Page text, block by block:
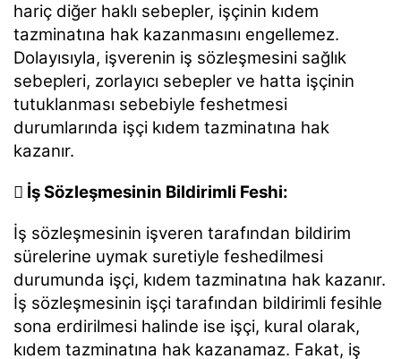
hariç diğer haklı sebepler, işçinin kıdem
tazminatına hak kazanmasını engellemez.
Dolayısıyla, işverenin iş sözleşmesini sağlık
sebepleri, zorlayıcı sebepler ve hatta işçinin
tutuklanması sebebiyle feshetmesi
durumlarında işçi kıdem tazminatına hak
kazanır.
 İş Sözleşmesinin Bildirimli Feshi:
İş sözleşmesinin işveren tarafından bildirim
sürelerine uymak suretiyle feshedilmesi
durumunda işçi, kıdem tazminatına hak kazanır.
İş sözleşmesinin işçi tarafından bildirimli fesihle
sona erdirilmesi halinde ise işçi, kural olarak,
kıdem tazminatına hak kazanamaz. Fakat, iş